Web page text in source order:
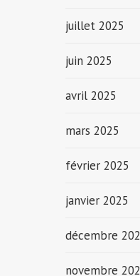
juillet 2025
juin 2025
avril 2025
mars 2025
février 2025
janvier 2025
décembre
novembre